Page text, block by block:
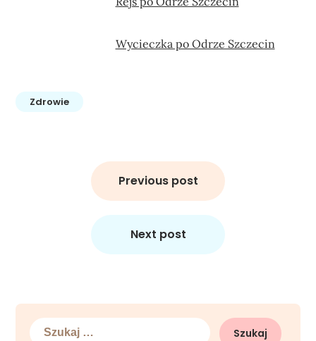
Wycieczka po Odrze Szczecin
Zdrowie
Previous post
Next post
Szukaj: